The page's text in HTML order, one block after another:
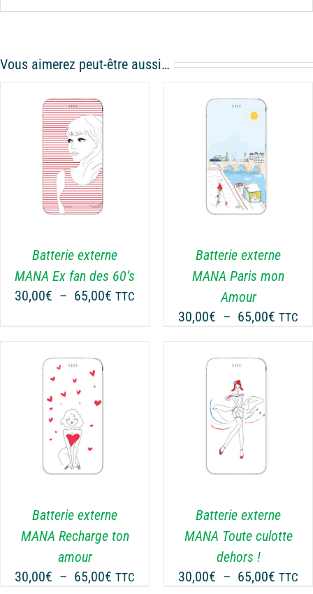
Vous aimerez peut-être aussi…
Batterie externe
MANA Ex fan des 60’s
30,00€ – 65,00€ Plage
TTC
CHOIX DES OPTIONS
CE
PRODUIT
A
PLUSIEURS
LES
OPTIONS
PEUVENT
ÊTRE
PAGE
DU
PRODUIT
/ DÉTAILS
Batterie externe
MANA Paris mon
Amour
30,00€ – 65,00€ Plage
TTC
Batterie externe
MANA Recharge ton
amour
30,00€ – 65,00€ Plage
TTC
CHOIX DES OPTIONS
CE
PRODUIT
A
PLUSIEURS
LES
OPTIONS
PEUVENT
ÊTRE
CHOISIES
/ DÉTAILS
Batterie externe
MANA Toute culotte
dehors !
30,00€ – 65,00€ Plage
TTC